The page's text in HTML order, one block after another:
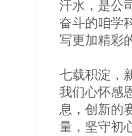
汗水，是公
奋斗的咱学
写更加精彩
七载积淀，
我们心怀感
息，创新的
量，坚守初